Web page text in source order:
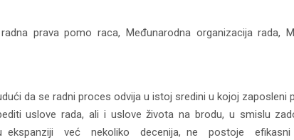
prava pomo raca, Međunarodna organizacija rada,
da se radni proces odvija u istoj sredini u kojoj zaposleni
uslove rada, ali i uslove života na brodu, u smislu
u ekspanziji već nekoliko decenija, ne postoje